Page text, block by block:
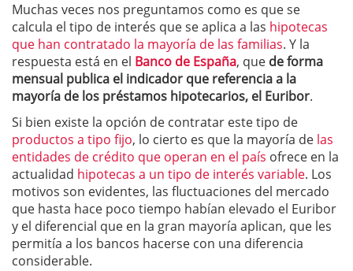
Muchas veces nos preguntamos como es que se
calcula el tipo de interés que se aplica a las hipotecas
que han contratado la mayoría de las familias. Y la
respuesta está en el Banco de España, que de forma
mensual publica el indicador que referencia a la
mayoría de los préstamos hipotecarios, el Euribor.
Si bien existe la opción de contratar este tipo de
productos a tipo fijo, lo cierto es que la mayoría de las
entidades de crédito que operan en el país ofrece en la
actualidad hipotecas a un tipo de interés variable. Los
motivos son evidentes, las fluctuaciones del mercado
que hasta hace poco tiempo habían elevado el Euribor
y el diferencial que en la gran mayoría aplican, que les
permitía a los bancos hacerse con una diferencia
considerable.